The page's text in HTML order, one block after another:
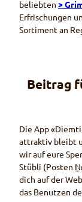
beliebten >
Erfrischungen
Sortiment an
Beitrag
Die App
attraktiv bleibt
wir auf eure
Stübli (Posten
dich auf der
das Benutzen